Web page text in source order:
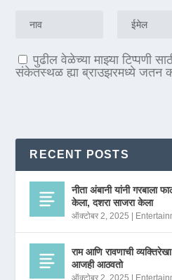
पुढील वेळेच्या माझ्या टिप्पणी
संकेतस्थळ ह्या ब्राउझरमध्ये जतन
RECENT POSTS
नीता अंबानी यांनी गरबाला
केला, दशरा साजरा केला
ऑक्टोबर 2, 2025
राम आणि रावणाची
आजही आठवतो